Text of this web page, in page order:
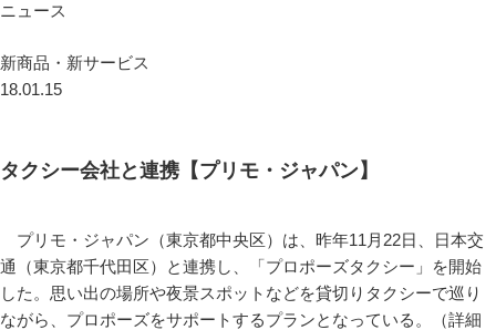
ニュース
新商品・新サービス
18.01.15
タクシー会社と連携【プリモ・ジャパン】
プリモ・ジャパン（東京都中央区）は、昨年11月22日、日本交
通（東京都千代田区）と連携し、「プロポーズタクシー」を開始
した。思い出の場所や夜景スポットなどを貸切りタクシーで巡り
ながら、プロポーズをサポートするプランとなっている。（詳細